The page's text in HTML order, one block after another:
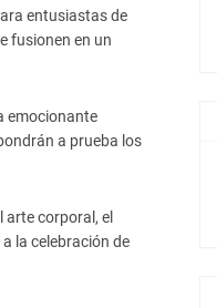
entusiastas de
fusionen en un
emocionante
a prueba los
arte corporal, el
la celebración de